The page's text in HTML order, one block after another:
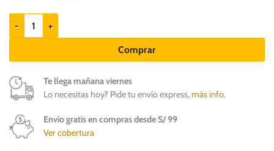
Barker Atún y Papaya 85gr - Alimento húmedo para gatos cantidad
Comprar
Te llega mañana viernes
Lo necesitas hoy? Pide tu envío express,más info.
Envío gratis en compras desde S/ 99
Ver cobertura